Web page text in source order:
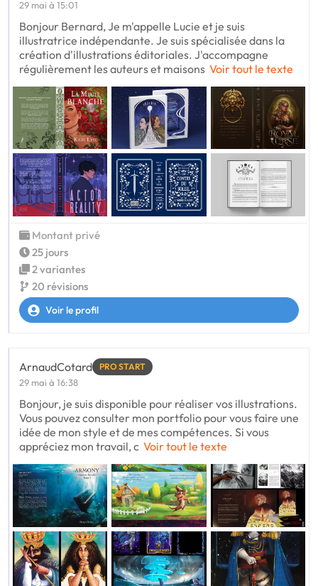
29 mai à 15:01
Bonjour Bernard, Je m'appelle Lucie et je suis
illustratrice indépendante. Je suis spécialisée dans la
création d'illustrations éditoriales. J'accompagne
régulièrement les auteurs et maisons Voir tout le texte
Montant privé
25 jours
2 variantes
20 révisions
Voir le profil
ArnaudCotard PRO START
29 mai à 16:38
Bonjour, je suis disponible pour réaliser vos illustrations.
Vous pouvez consulter mon portfolio pour vous faire une
idée de mon style et de mes compétences. Si vous
appréciez mon travail, c Voir tout le texte